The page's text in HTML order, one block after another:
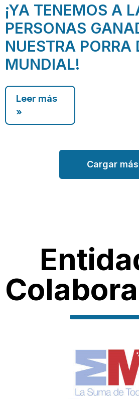
¡YA TENEMOS A
PERSONAS
NUESTRA PORRA
MUNDIAL!
Leer más
»
Cargar más